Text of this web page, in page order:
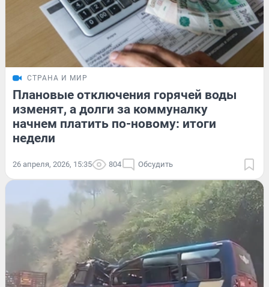
СТРАНА И МИР
Плановые отключения горячей воды
изменят, а долги за коммуналку
начнем платить по-новому: итоги
недели
26 апреля, 2026, 15:35 804 Обсудить